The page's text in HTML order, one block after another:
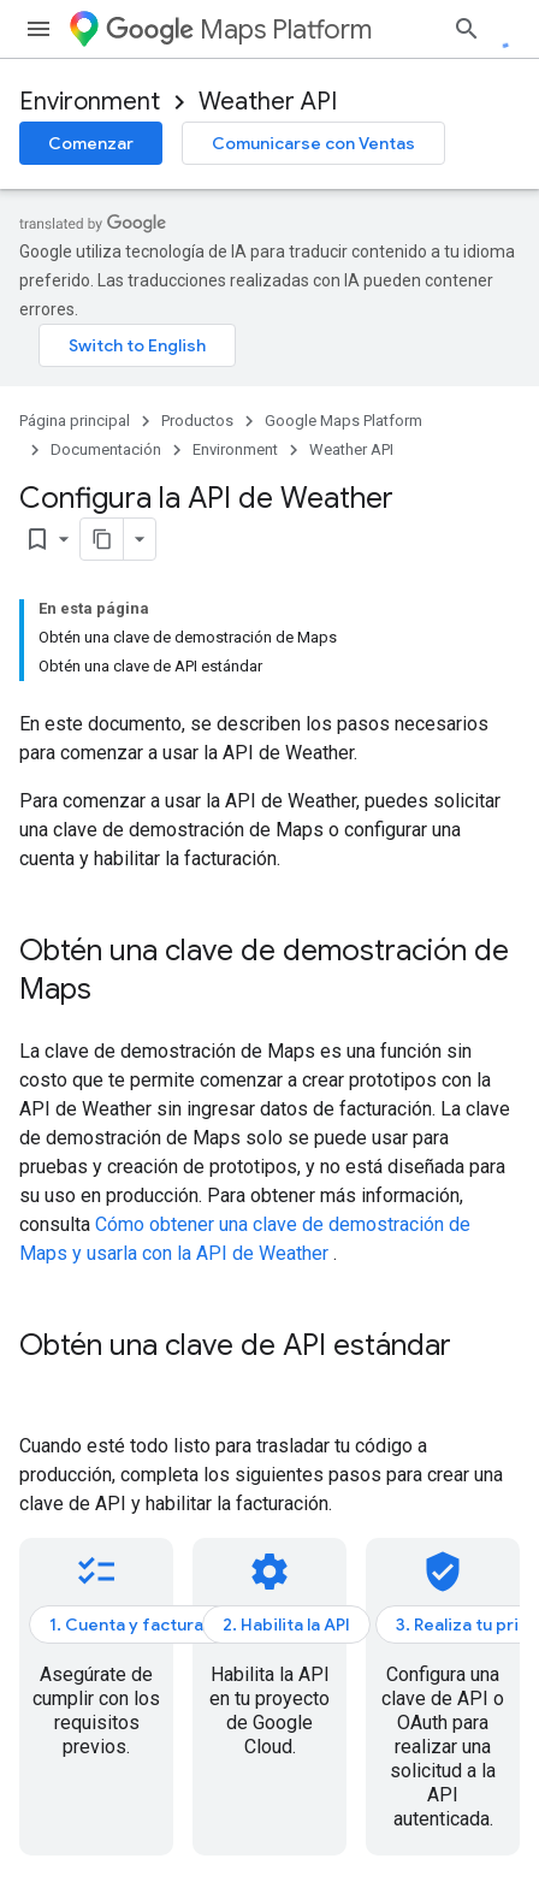
Maps Platform
Environment Weather API
Comenzar Comunicarse con Ventas
Google utiliza tecnología de IA para traducir contenido a tu idioma
preferido. Las traducciones realizadas con IA pueden contener
errores.
Página principal Productos
Google Maps Platform
Documentación
Environment Weather API
Configura la API de Weather
bookmark_border
En esta página
Obtén una clave de demostración de Maps
Obtén una clave de API estándar
En este documento, se describen los pasos necesarios
para comenzar a usar la API de Weather.
Para comenzar a usar la API de Weather, puedes solicitar
una clave de demostración de Maps o configurar una
cuenta y habilitar la facturación.
Obtén una clave de demostración de
Maps
La clave de demostración de Maps es una función sin
costo que te permite comenzar a crear prototipos con la
API de Weather sin ingresar datos de facturación. La clave
de demostración de Maps solo se puede usar para
pruebas y creación de prototipos, y no está diseñada para
su uso en producción. Para obtener más información,
consulta Cómo obtener una clave de demostración de
Maps y usarla con la API de Weather .
Obtén una clave de API estándar
Cuando esté todo listo para trasladar tu código a
producción, completa los siguientes pasos para crear una
clave de API y habilitar la facturación.
checklist
1. Cuenta y facturación
Asegúrate de
cumplir con los
requisitos
previos.
settings
2. Habilita la API
Habilita la API
en tu proyecto
de Google
Cloud.
verified_user
3. Realiza tu
Configura una
clave de API o
OAuth para
realizar una
solicitud a la
API
autenticada.